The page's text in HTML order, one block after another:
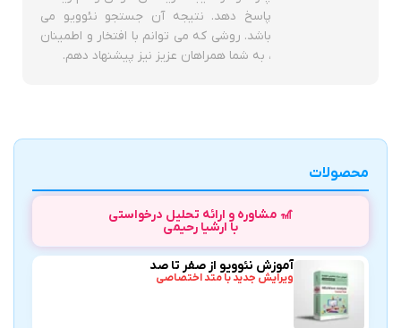
پاسخ دهد. نتیجه آن جستجو نئوویو می
باشد. روشی که می توانم با افتخار و اطمینان
، به شما همراهان عزیز نیز پیشنهاد دهم.
محصولات
🎢 مشاوره و ارائه تحلیل درخواستی
با ارشیا رحیمی
آموزش نئوویو از صفر تا صد
ویرایش جدید با متد اختصاصی